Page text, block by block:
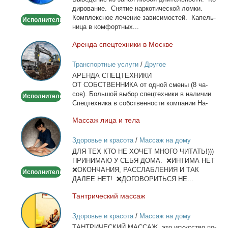
Исполнитель
ди­ро­ва­ние. Сня­тие нар­ко­ти­че­ской лом­ки.
Ком­плекс­ное ле­че­ние за­ви­си­мо­стей. Ка­пель­
ни­ца в ком­форт­ных...
Аренда
спецтехники
в
Москве
Исполнитель
Арен­да спец­тех­ни­ки в Москве
Транспортные услуги/ Другое
АРЕНДА СПЕЦТЕХНИКИ
ОТ СОБСТВЕННИКА от од­ной сме­ны (8 ча­
сов). Боль­шой вы­бор спец­тех­ни­ки в на­ли­чии
Спец­тех­ни­ка в соб­ствен­но­сти ком­па­нии На­
Массаж
лица
и
тела
Исполнитель
Мас­саж ли­ца и те­ла
Здоровье и красота/ Массаж на дому
ДЛЯ ТЕХ КТО НЕ ХОЧЕТ МНОГО ЧИТАТЬ!)))
ПРИНИМАЮ У СЕБЯ ДОМА. ❌ИНТИМА НЕТ
❌ОКОНЧАНИЯ, РАССЛАБЛЕНИЯ И ТАК
ДАЛЕЕ НЕТ! ❌ДОГОВОРИТЬСЯ НЕ...
Тантрический
массаж
Тан­три­че­ский мас­саж
Здоровье и красота/ Массаж на дому